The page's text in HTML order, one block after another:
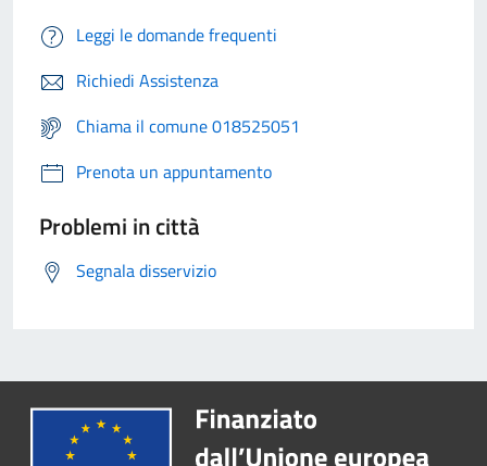
Leggi le domande frequenti
Richiedi Assistenza
Chiama il comune 018525051
Prenota un appuntamento
Problemi in città
Segnala disservizio